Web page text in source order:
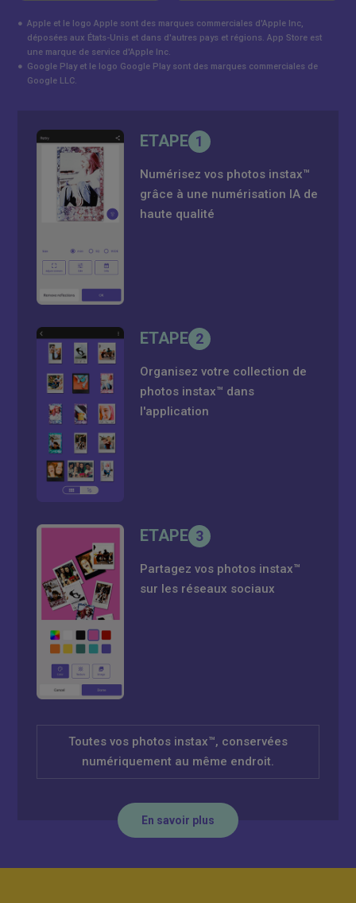
● Apple et le logo Apple sont des marques commerciales d'Apple Inc,
déposées aux États-Unis et dans d'autres pays et régions. App Store est
une marque de service d'Apple Inc.
● Google Play et le logo Google Play sont des marques commerciales de
Google LLC.
ETAPE 1
Numérisez vos photos instax™
grâce à une numérisation IA de
haute qualité
ETAPE 2
Organisez votre collection de
photos instax™ dans
l'application
ETAPE 3
Partagez vos photos instax™
sur les réseaux sociaux
Toutes vos photos instax™, conservées
numériquement au même endroit.
En savoir plus